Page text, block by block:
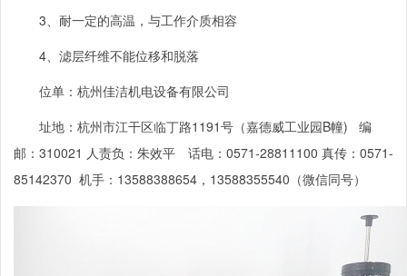
3、耐一定的高温，与工作介质相容
4、滤层纤维不能位移和脱落
位单：杭州佳洁机电设备有限公司
址地：杭州市江干区临丁路1191号（嘉德威工业园B幢) 编
邮： 310021 人责负：朱效平 话电： 0571-28811100 真传： 0571-
85142370 机手： 13588388654 ， 13588355540 （微信同号）